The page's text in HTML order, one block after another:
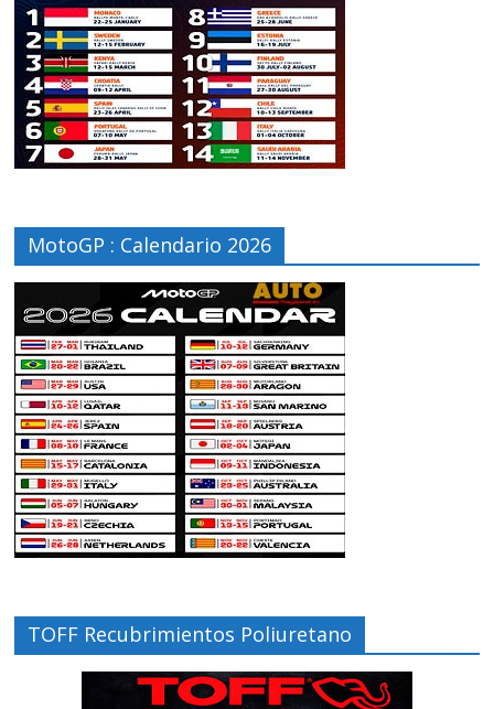
MotoGP : Calendario 2026
TOFF Recubrimientos Poliuretano